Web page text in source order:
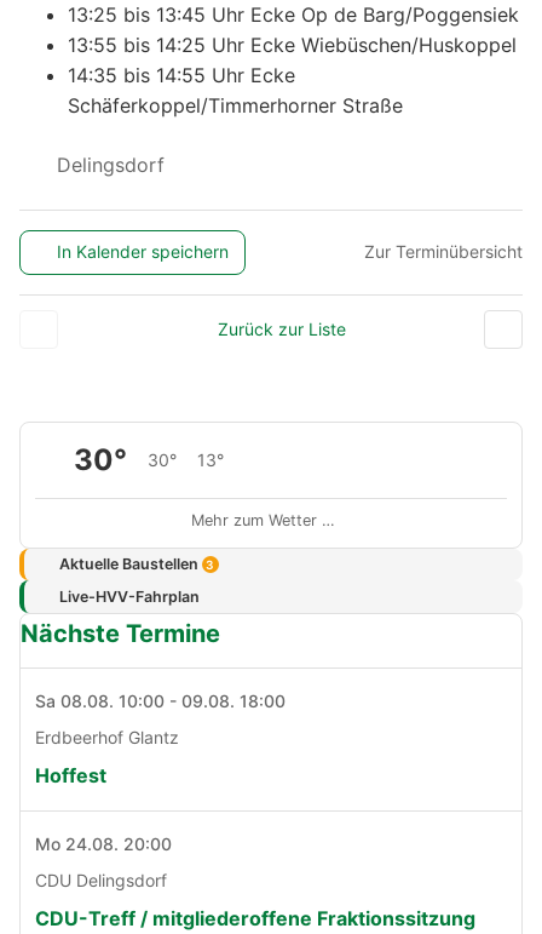
13:25 bis 13:45 Uhr Ecke Op de Barg/Poggensiek
13:55 bis 14:25 Uhr Ecke Wiebüschen/Huskoppel
14:35 bis 14:55 Uhr Ecke
Schäferkoppel/Timmerhorner Straße
Delingsdorf
In Kalender speichern Zur Terminübersicht
Zurück zur Liste
30° 30° 13°
Mehr zum Wetter …
Aktuelle Baustellen 3
Live-HVV-Fahrplan
Nächste Termine
Sa 08.08. 10:00 - 09.08. 18:00
Erdbeerhof Glantz
Hoffest
Mo 24.08. 20:00
CDU Delingsdorf
CDU-Treff / mitgliederoffene Fraktionssitzung